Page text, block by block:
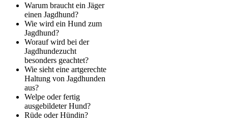
Warum braucht ein Jäger
einen Jagdhund?
Wie wird ein Hund zum
Jagdhund?
Worauf wird bei der
Jagdhundezucht
besonders geachtet?
Wie sieht eine artgerechte
Haltung von Jagdhunden
aus?
Welpe oder fertig
ausgebildeter Hund?
Rüde oder Hündin?